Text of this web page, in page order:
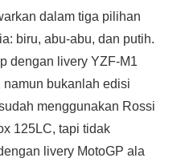
dalam tiga pilihan
biru, abu-abu, dan putih.
dengan livery YZF-M1
bukanlah edisi
menggunakan Rossi
125LC, tapi tidak
livery MotoGP ala